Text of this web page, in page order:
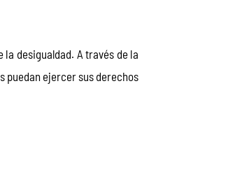
desigualdad. A través de la
puedan ejercer sus derechos